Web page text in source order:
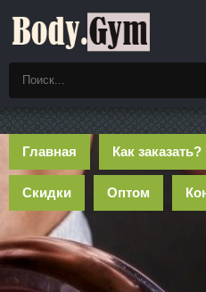
Главная Как заказать?
Скидки Оптом